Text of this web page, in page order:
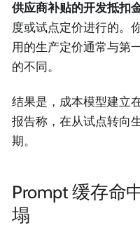
供应商补贴的开发抵扣金
度或试点定价进行的。
用的生产定价通常与第
的不同。
结果是，成本模型建立
报告称，在从试点转向
期。
Prompt 缓存命
塌